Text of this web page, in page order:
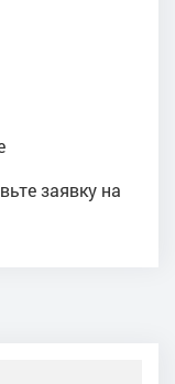
заявку на